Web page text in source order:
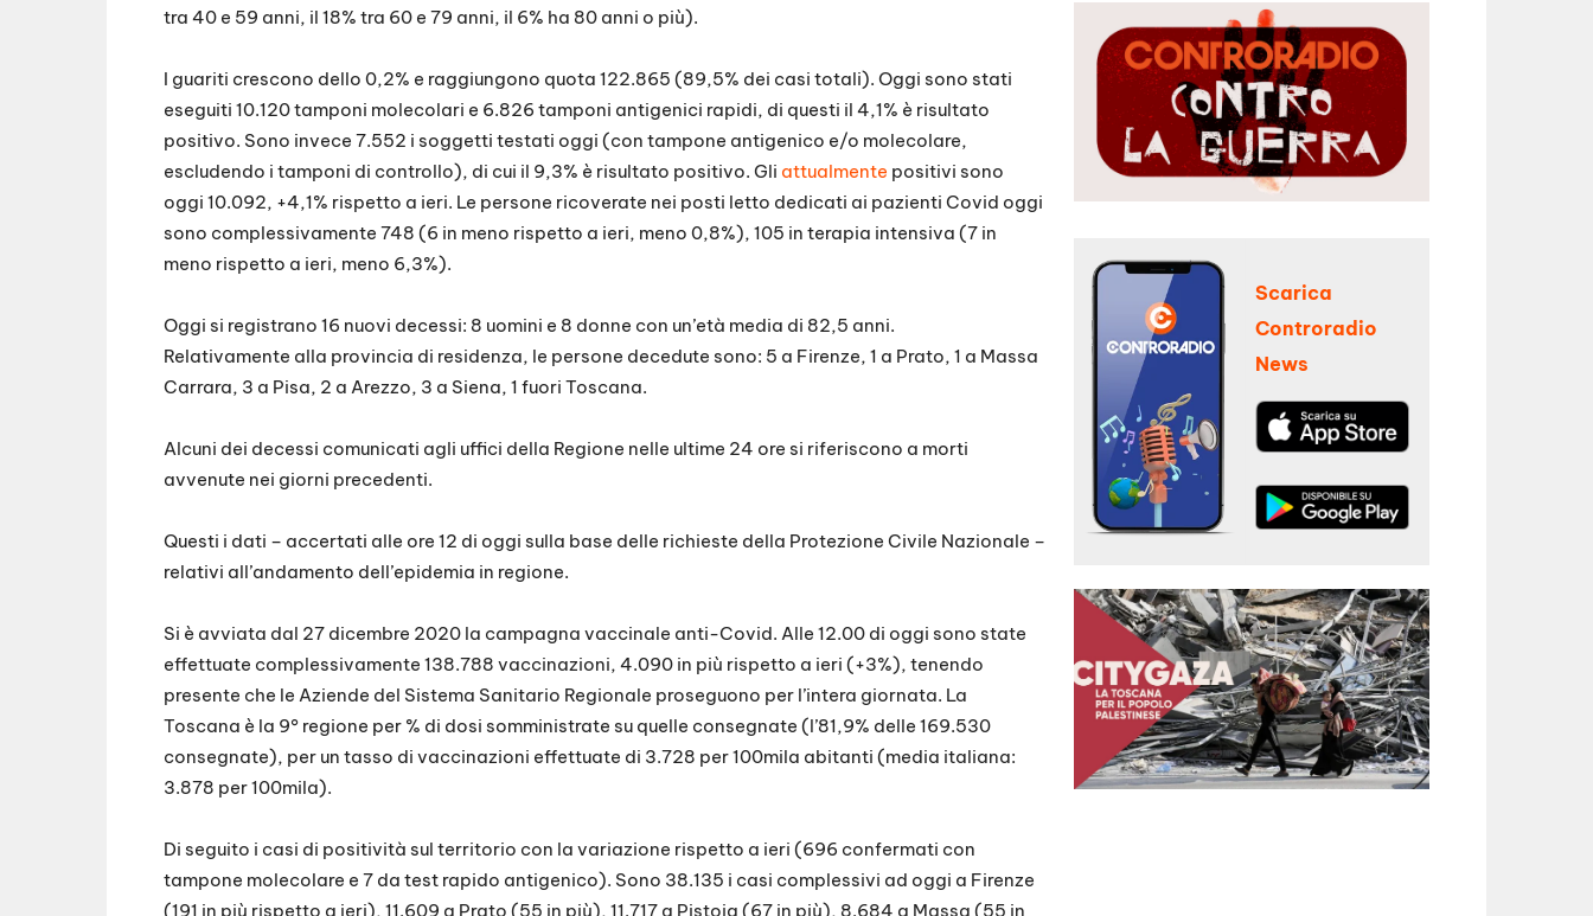
tra 40 e 59 anni, il 18% tra 60 e 79 anni, il 6% ha 80 anni o più).
I guariti crescono dello 0,2% e raggiungono quota 122.865 (89,5% dei casi totali). Oggi sono stati
eseguiti 10.120 tamponi molecolari e 6.826 tamponi antigenici rapidi, di questi il 4,1% è risultato
positivo. Sono invece 7.552 i soggetti testati oggi (con tampone antigenico e/o molecolare,
escludendo i tamponi di controllo), di cui il 9,3% è risultato positivo. Gli attualmente positivi sono
oggi 10.092, +4,1% rispetto a ieri. Le persone ricoverate nei posti letto dedicati ai pazienti Covid oggi
sono complessivamente 748 (6 in meno rispetto a ieri, meno 0,8%), 105 in terapia intensiva (7 in
meno rispetto a ieri, meno 6,3%).
Oggi si registrano 16 nuovi decessi: 8 uomini e 8 donne con un’età media di 82,5 anni.
Relativamente alla provincia di residenza, le persone decedute sono: 5 a Firenze, 1 a Prato, 1 a Massa
Carrara, 3 a Pisa, 2 a Arezzo, 3 a Siena, 1 fuori Toscana.
Alcuni dei decessi comunicati agli uffici della Regione nelle ultime 24 ore si riferiscono a morti
avvenute nei giorni precedenti.
Questi i dati – accertati alle ore 12 di oggi sulla base delle richieste della Protezione Civile Nazionale –
relativi all’andamento dell’epidemia in regione.
Si è avviata dal 27 dicembre 2020 la campagna vaccinale anti-Covid. Alle 12.00 di oggi sono state
effettuate complessivamente 138.788 vaccinazioni, 4.090 in più rispetto a ieri (+3%), tenendo
presente che le Aziende del Sistema Sanitario Regionale proseguono per l’intera giornata. La
Toscana è la 9° regione per % di dosi somministrate su quelle consegnate (l’81,9% delle 169.530
consegnate), per un tasso di vaccinazioni effettuate di 3.728 per 100mila abitanti (media italiana:
3.878 per 100mila).
Di seguito i casi di positività sul territorio con la variazione rispetto a ieri (696 confermati con
tampone molecolare e 7 da test rapido antigenico). Sono 38.135 i casi complessivi ad oggi a Firenze
(191 in più rispetto a ieri), 11.609 a Prato (55 in più), 11.717 a Pistoia (67 in più), 8.684 a Massa (55 in
Scarica
Controradio
News